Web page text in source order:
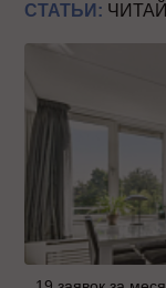
СТАТЬИ: